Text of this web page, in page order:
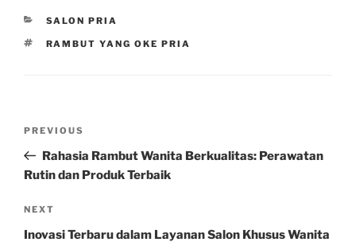
CATEGORIES
SALON PRIA
TAGS
RAMBUT YANG OKE PRIA
Previous
Post
PREVIOUS
Rahasia Rambut Wanita Berkualitas: Perawatan
Rutin dan Produk Terbaik
Next
Post
NEXT
Inovasi Terbaru dalam Layanan Salon Khusus Wanita